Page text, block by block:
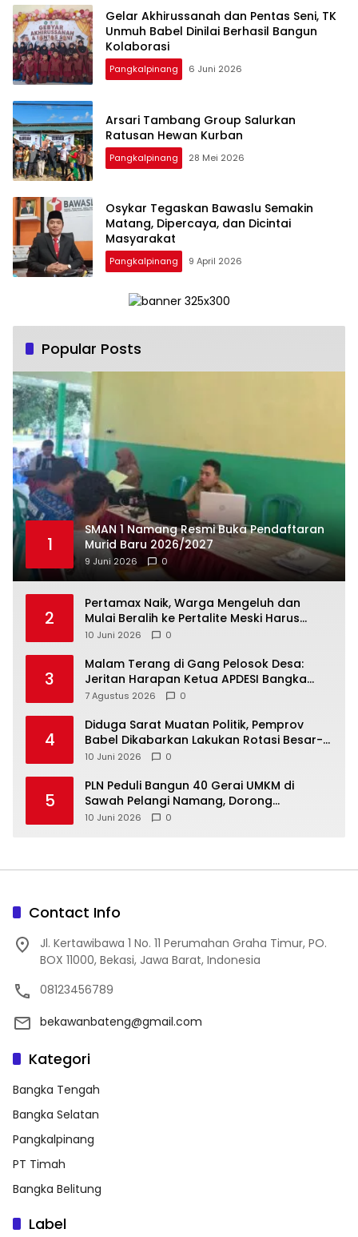
‎Gelar Akhirussanah dan Pentas Seni, TK
Unmuh Babel Dinilai Berhasil Bangun
Pangkalpinang 6 Juni 2026
‎Arsari Tambang Group Salurkan
Ratusan Hewan Kurban
Pangkalpinang 28 Mei 2026
Osykar Tegaskan Bawaslu Semakin
Matang, Dipercaya, dan Dicintai
Masyarakat
Pangkalpinang 9 April 2026
Popular Posts
1
SMAN 1 Namang Resmi Buka Pendaftaran
Murid Baru 2026/2027
9 Juni 2026 0
2
‎Pertamax Naik, Warga Mengeluh dan
Mulai Beralih ke Pertalite Meski Harus
10 Juni 2026 0
3
Malam Terang di Gang Pelosok Desa:
Jeritan Harapan Ketua APDESI Bangka
Tengah untuk PLN Babel
7 Agustus 2026 0
4
‎Diduga Sarat Muatan Politik, Pemprov
Babel Dikabarkan Lakukan Rotasi Besar-
10 Juni 2026 0
5
‎PLN Peduli Bangun 40 Gerai UMKM di
Sawah Pelangi Namang, Dorong
10 Juni 2026 0
Contact Info
Jl. Kertawibawa 1 No. 11 Perumahan Graha Timur, PO.
BOX 11000, Bekasi, Jawa Barat, Indonesia
08123456789
bekawanbateng@gmail.com
Kategori
Bangka Tengah
Bangka Selatan
Pangkalpinang
PT Timah
Bangka Belitung
Label